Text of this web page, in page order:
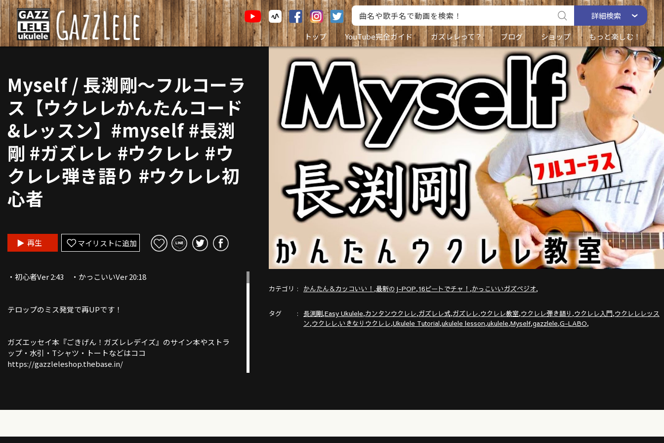
詳細検索
トップ
YouTube完全ガイド ガズレレって？ ブログ ショップ もっと楽しむ！
カテゴリ かんたん＆カッコいい！ ,最新のJ-POP,16ビートでチャ！ ,かっこいいガズペジオ,
タグ 長渕剛,Easy Ukulele,カンタンウクレレ,ガズレレ式,ガズレレ,ウクレレ教室,ウクレレ弾き語り ,ウクレレ入門,ウクレレレッス
ン,ウクレレ,いきなりウクレレ,Ukulele Tutorial,ukulele lesson,ukulele,Myself,gazzlele,G-LABO,
Myself / 長渕剛〜フルコーラ
ス【ウクレレかんたんコード
&レッスン】#myself #長渕
剛 #ガズレレ #ウクレレ #ウ
クレレ弾き語り #ウクレレ初
心者
再生 マイリストに追加
・初心者Ver 2:43 ・かっこいいVer 20:18
テロップのミス発覚で再UPです！
ガズエッセイ本『ごきげん！ガズレレデイズ』のサイン本やストラ
ップ・水引・Tシャツ・トートなどはココ
https://gazzleleshop.thebase.in/
https://gazzlele.com/2025-0116/